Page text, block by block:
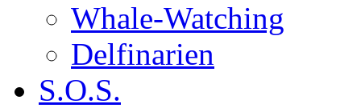
Whale-Watching
Delfinarien
S.O.S.